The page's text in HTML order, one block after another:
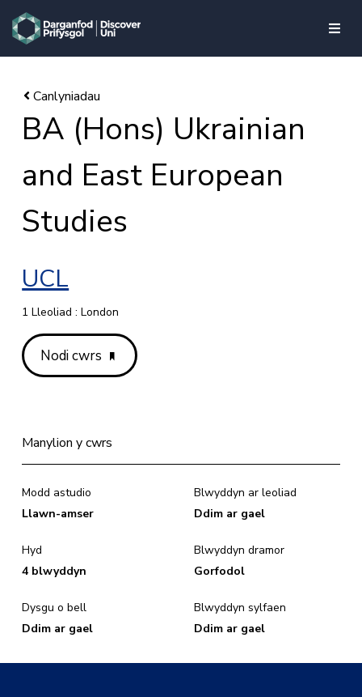
skip to main content
BA (Hons) Ukrainian
and East European
Studies
UCL
1 Lleoliad : London
Nodi cwrs
Manylion y cwrs
Modd astudio
Llawn-amser
Hyd
4 blwyddyn
Dysgu o bell
Ddim ar gael
Blwyddyn ar leoliad
Ddim ar gael
Blwyddyn dramor
Gorfodol
Blwyddyn sylfaen
Ddim ar gael